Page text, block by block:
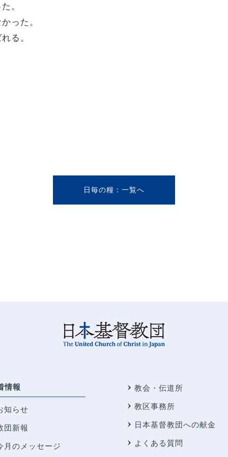
。
った。
る。
日毎の糧
情報
知らせ
団新報
月のメッセージ
教会・伝道所
教区事務所
日本基督教団への献金
よくある質問